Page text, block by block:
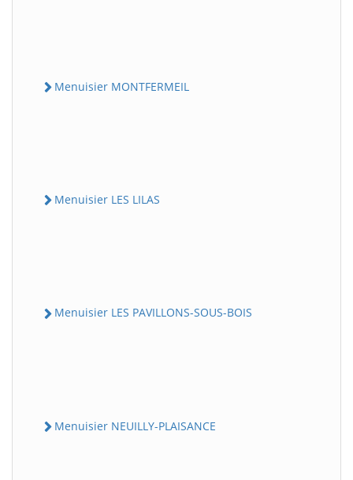
Menuisier MONTFERMEIL
Menuisier LES LILAS
Menuisier LES PAVILLONS-SOUS-BOIS
Menuisier NEUILLY-PLAISANCE